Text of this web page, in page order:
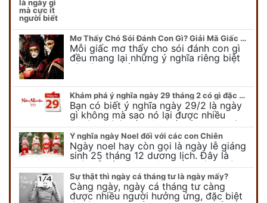
Mơ Thấy Chó Sói Đánh Con Gì? Giải Mã Giấc Mơ Bí Ẩn
Mỗi giấc mơ thấy cho sói đánh con gì
đều mang lại những ý nghĩa riêng biệt
và có thể phản ánh tâm trạng, suy nghĩ
Khám phá ý nghĩa ngày 29 tháng 2 có gì đặc biệt?
Bạn có biết ý nghĩa ngày 29/2 là ngày
gì không mà sao nó lại được nhiều
người chú ý đến vậy. Tất cả mọi người
đều cho rằng đây…
Ý nghĩa ngày Noel đối với các con Chiên
Ngày noel hay còn gọi là ngày lễ giáng
sinh 25 tháng 12 dương lịch. Đây là
ngày lễ của bên thiên chúa giáo, ngày
lễ thiên chúa giáng sinh,…
Sự thật thì ngày cá tháng tư là ngày mấy?
Càng ngày, ngày cá tháng tư càng
được nhiều người hưởng ứng, đặc biệt